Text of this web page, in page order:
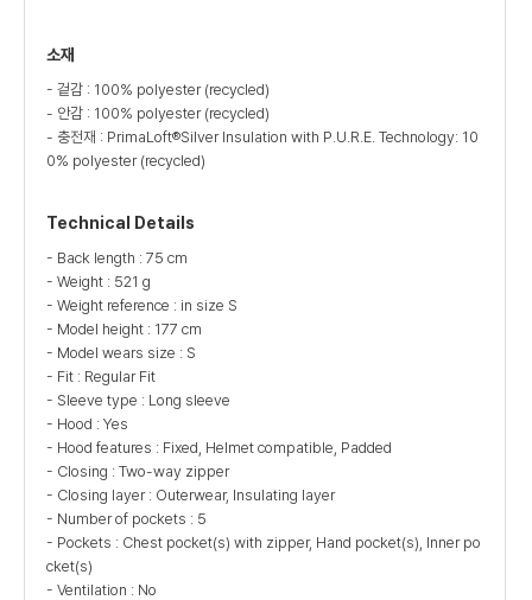
소재
- 겉감 : 100% polyester (recycled)
- 안감 : 100% polyester (recycled)
- 충전재 : PrimaLoft®Silver Insulation with P.U.R.E. Technology: 10
0% polyester (recycled)
Technical Details
- Back length : 75 cm
- Weight : 521 g
- Weight reference : in size S
- Model height : 177 cm
- Model wears size : S
- Fit : Regular Fit
- Sleeve type : Long sleeve
- Hood : Yes
- Hood features : Fixed, Helmet compatible, Padded
- Closing : Two-way zipper
- Closing layer : Outerwear, Insulating layer
- Number of pockets : 5
- Pockets : Chest pocket(s) with zipper, Hand pocket(s), Inner po
cket(s)
- Ventilation : No